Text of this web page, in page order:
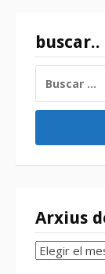
buscar..
Arxius
Arxius